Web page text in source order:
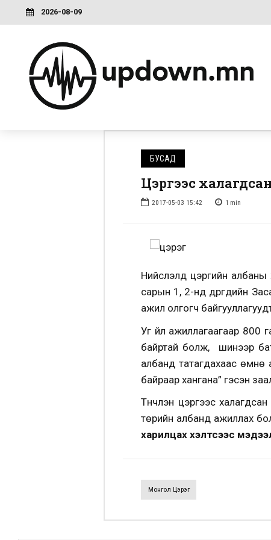
2026-08-09
БУСАД
Цэргээс
2017-05-03 15:42 1 min
Нийслэлд цэргийн албаны
сарын 1, 2-нд дүүргүүдийн
ажил олгогч
Уг үйл ажиллагаагаар
байртай болж, шинээр
албанд татагдахаас өмнө
байраар хангана” гэсэн
Түүнчлэн цэргээс
төрийн албанд ажиллах
харилцах хэлтсээс
Монгол Цэрэг